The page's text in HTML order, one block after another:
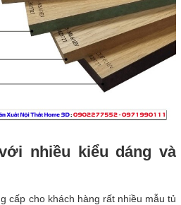
nhiều kiểu dáng và
cấp cho khách hàng rất nhiều mẫu tủ